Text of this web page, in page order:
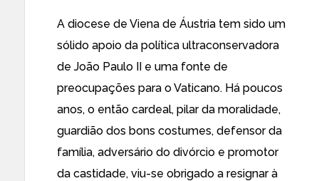
A diocese de Viena de Áustria tem sido um
sólido apoio da política ultraconservadora
de João Paulo II e uma fonte de
preocupações para o Vaticano. Há poucos
anos, o então cardeal, pilar da moralidade,
guardião dos bons costumes, defensor da
família, adversário do divórcio e promotor
da castidade, viu-se obrigado a resignar à